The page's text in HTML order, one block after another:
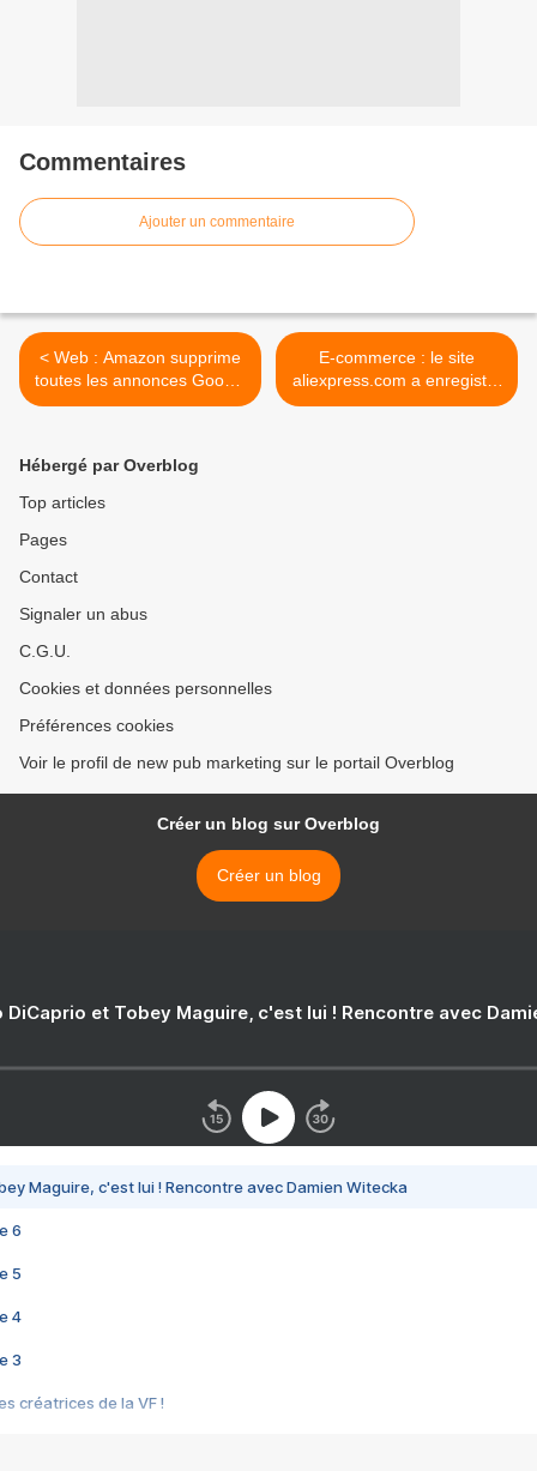
Commentaires
Ajouter un commentaire
< Web : Amazon supprime
toutes les annonces Google
Shopping dans le monde
E-commerce : le site
aliexpress.com a enregistré
765,8 millions de visites en
Hébergé par Overblog
Top articles
Pages
Contact
Signaler un abus
C.G.U.
Cookies et données personnelles
Préférences cookies
Voir le profil de new pub marketing sur le portail Overblog
Créer un blog sur Overblog
Créer un blog
DiCaprio et Tobey Maguire, c'est lui ! Rencontre avec
Maguire, c'est lui ! Rencontre avec Damien Witecka
6
5
4
3
créatrices de la VF !